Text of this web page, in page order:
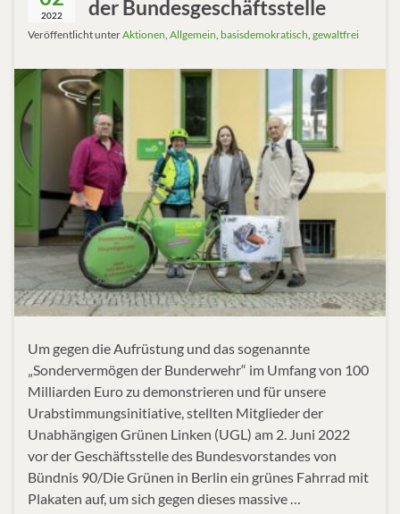
2022 der Bundesgeschäftsstelle
Veröffentlicht unterAktionen Allgemein basisdemokratisch gewaltfrei
Um gegen die Aufrüstung und das sogenannte
„Sondervermögen der Bunderwehr“ im Umfang von 100
Milliarden Euro zu demonstrieren und für unsere
Urabstimmungsinitiative, stellten Mitglieder der
Unabhängigen Grünen Linken (UGL) am 2. Juni 2022
vor der Geschäftsstelle des Bundesvorstandes von
Bündnis 90/Die Grünen in Berlin ein grünes Fahrrad mit
Plakaten auf, um sich gegen dieses massive …